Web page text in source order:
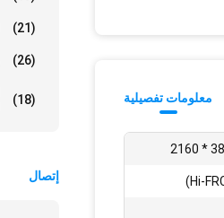
(21)
(26)
(18)
إتصال
معلومات تفصيلية